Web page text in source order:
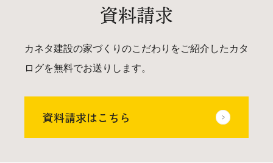
資料請求
カネタ建設の家づくりのこだわりをご紹介したカタ
ログを無料でお送りします。
資料請求はこちら